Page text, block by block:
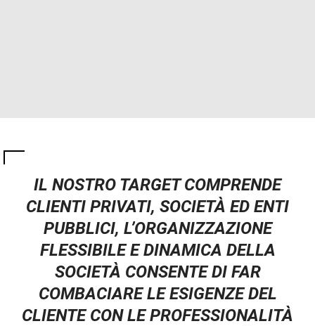
IL NOSTRO TARGET COMPRENDE
CLIENTI PRIVATI, SOCIETÀ ED ENTI
PUBBLICI, L’ORGANIZZAZIONE
FLESSIBILE E DINAMICA DELLA
SOCIETÀ CONSENTE DI FAR
COMBACIARE LE ESIGENZE DEL
CLIENTE CON LE PROFESSIONALITÀ